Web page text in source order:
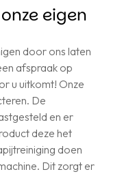
eigen
door ons laten
afspraak op
u uitkomt! Onze
De
en er
deze het
doen
Dit zorgt er